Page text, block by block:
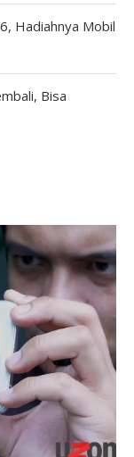
Hadiahnya Mobil
Bisa